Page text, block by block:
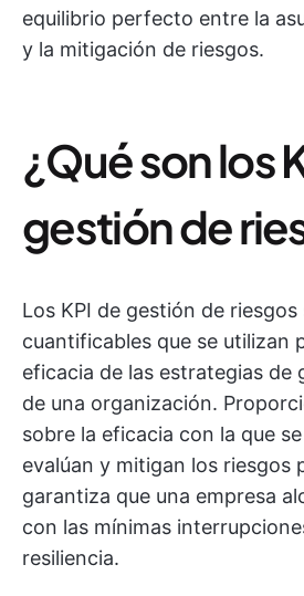
equilibrio perfecto entre la
y la mitigación de riesgos.
¿Qué son los
gestión de
Los KPI de gestión de
cuantificables que se utilizan
eficacia de las estrategias de
de una organización.
sobre la eficacia con la que
evalúan y mitigan los riesgos
garantiza que una empresa
con las mínimas
resiliencia.